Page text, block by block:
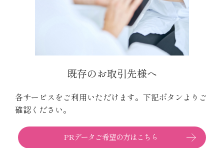
既存のお取引先様へ
各サービスをご利用いただけます。 下記ボタンよりご
確認ください。
PRデータご希望の方はこちら